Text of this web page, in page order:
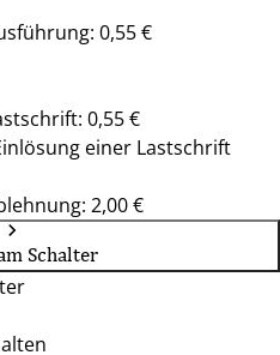
0,55 €
0,55 €
einer Lastschrift
2,00 €
Schalter